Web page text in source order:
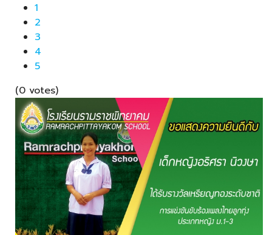
1
2
3
4
5
(0 votes)